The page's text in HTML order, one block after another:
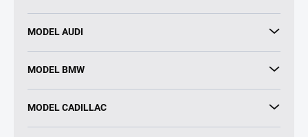
MODEL AUDI
MODEL BMW
MODEL CADILLAC